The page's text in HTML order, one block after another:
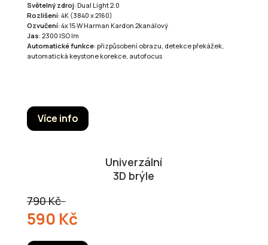
Světelný zdroj: Dual Light 2.0
Rozlišení: 4K (3840 x 2160)
Ozvučení: 4x 15 W Harman Kardon 2kanálový
Jas: 2300 ISO lm
Automatické funkce: přizpůsobení obrazu, detekce překážek,
automatická keystone korekce, autofocus
Více info
Univerzální
3D brýle
790 Kč
590 Kč